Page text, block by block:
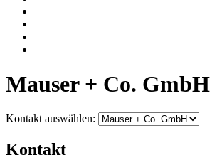
Mauser + Co. GmbH
Kontakt auswählen:
Kontakt